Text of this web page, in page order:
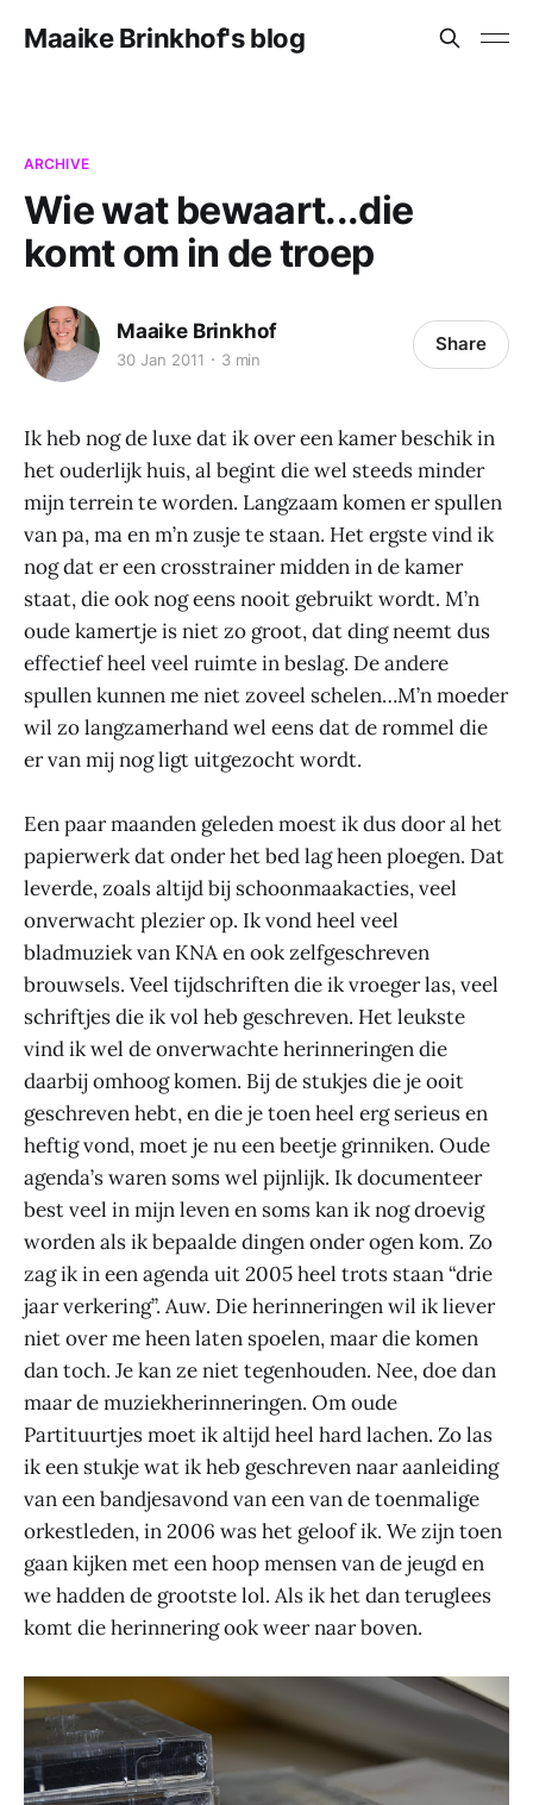
Maaike Brinkhof's blog
ARCHIVE
Wie wat bewaart...die
komt om in de troep
Maaike Brinkhof
30 Jan 2011 3 min
Share
Ik heb nog de luxe dat ik over een kamer beschik in
het ouderlijk huis, al begint die wel steeds minder
mijn terrein te worden. Langzaam komen er spullen
van pa, ma en m’n zusje te staan. Het ergste vind ik
nog dat er een crosstrainer midden in de kamer
staat, die ook nog eens nooit gebruikt wordt. M’n
oude kamertje is niet zo groot, dat ding neemt dus
effectief heel veel ruimte in beslag. De andere
spullen kunnen me niet zoveel schelen…M’n moeder
wil zo langzamerhand wel eens dat de rommel die
er van mij nog ligt uitgezocht wordt.
Een paar maanden geleden moest ik dus door al het
papierwerk dat onder het bed lag heen ploegen. Dat
leverde, zoals altijd bij schoonmaakacties, veel
onverwacht plezier op. Ik vond heel veel
bladmuziek van KNA en ook zelfgeschreven
brouwsels. Veel tijdschriften die ik vroeger las, veel
schriftjes die ik vol heb geschreven. Het leukste
vind ik wel de onverwachte herinneringen die
daarbij omhoog komen. Bij de stukjes die je ooit
geschreven hebt, en die je toen heel erg serieus en
heftig vond, moet je nu een beetje grinniken. Oude
agenda’s waren soms wel pijnlijk. Ik documenteer
best veel in mijn leven en soms kan ik nog droevig
worden als ik bepaalde dingen onder ogen kom. Zo
zag ik in een agenda uit 2005 heel trots staan “drie
jaar verkering”. Auw. Die herinneringen wil ik liever
niet over me heen laten spoelen, maar die komen
dan toch. Je kan ze niet tegenhouden. Nee, doe dan
maar de muziekherinneringen. Om oude
Partituurtjes moet ik altijd heel hard lachen. Zo las
ik een stukje wat ik heb geschreven naar aanleiding
van een bandjesavond van een van de toenmalige
orkestleden, in 2006 was het geloof ik. We zijn toen
gaan kijken met een hoop mensen van de jeugd en
we hadden de grootste lol. Als ik het dan teruglees
komt die herinnering ook weer naar boven.